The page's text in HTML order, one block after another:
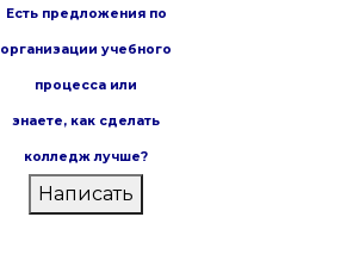
Есть предложения по
организации учебного
процесса или
знаете, как сделать
колледж лучше?
Написать